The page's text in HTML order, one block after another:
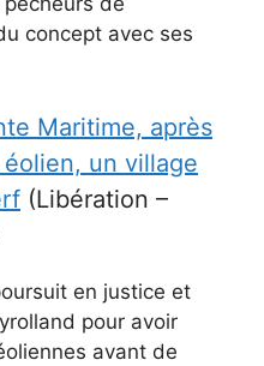
concept avec ses
Maritime, après
éolien, un village
(Libération –
en justice et
pour avoir
avant de